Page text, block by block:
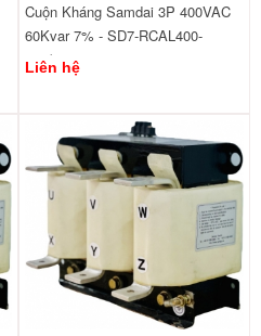
Cuộn Kháng Samdai 3P 400VAC
60Kvar 7% - SD7-RCAL400-
440/60
Liên hệ